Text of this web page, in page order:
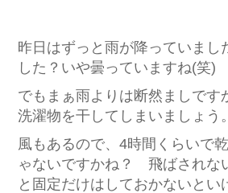
昨日はずっと雨が降っていまし
した？いや曇っていますね(笑)
でもまぁ雨よりは断然ましです
洗濯物を干してしまいましょう。
風もあるので、4時間くらいで
ゃないですかね？ 飛ばされな
と固定だけはしておかないとい